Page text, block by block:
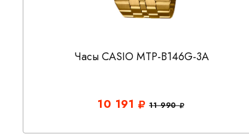
Часы CASIO MTP-B146G-3A
10 191 11 990